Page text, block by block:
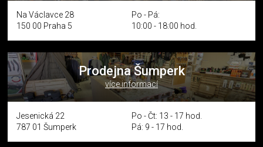
Na Václavce 28
150 00 Praha 5
Po - Pá:
10:00 - 18:00 hod.
Prodejna Šumperk
více informací
Jesenická 22
787 01 Šumperk
Po - Čt: 13 - 17 hod.
Pá: 9 - 17 hod.